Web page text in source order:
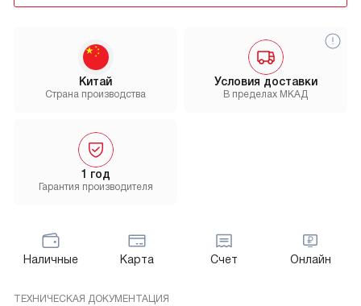
Условия доставки
В пределах МКАД
1 год
Гарантия производителя
Китай
Страна производства
Наличные Карта Счет Онлайн
ТЕХНИЧЕСКАЯ ДОКУМЕНТАЦИЯ